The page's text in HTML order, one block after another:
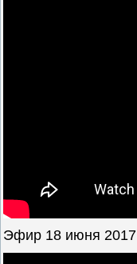
Эфир 18 июня 2017